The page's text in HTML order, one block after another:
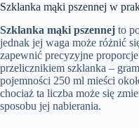
Szklanka mąki pszennej w
Szklanka mąki pszennej to
jednak jej waga może różnić
zapewnić precyzyjne
przelicznikiem szklanka –
pojemności 250 ml mieści
chociaż ta liczba może się
sposobu jej nabierania.